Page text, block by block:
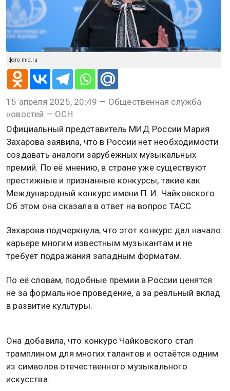
фото: mid.ru
15 апреля 2025, 20:49 — Общественная служба
новостей — ОСН
Официальный представитель МИД России Мария
Захарова заявила, что в России нет необходимости
создавать аналоги зарубежных музыкальных
премий. По её мнению, в стране уже существуют
престижные и признанные конкурсы, такие как
Международный конкурс имени П. И. Чайковского.
Об этом она сказала в ответ на вопрос ТАСС.
Захарова подчеркнула, что этот конкурс дал начало
карьере многим известным музыкантам и не
требует подражания западным форматам.
По её словам, подобные премии в России ценятся
не за формальное проведение, а за реальный вклад
в развитие культуры.
Она добавила, что конкурс Чайковского стал
трамплином для многих талантов и остаётся одним
из символов отечественного музыкального
искусства.